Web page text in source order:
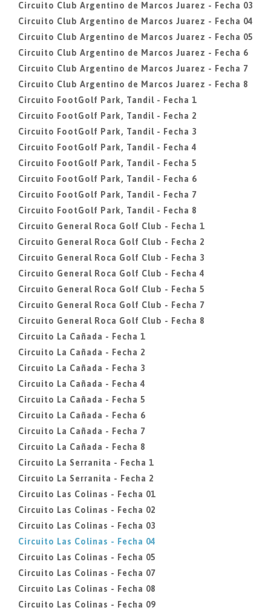
Circuito Club Argentino de Marcos Juarez - Fecha 03
Circuito Club Argentino de Marcos Juarez - Fecha 04
Circuito Club Argentino de Marcos Juarez - Fecha 05
Circuito Club Argentino de Marcos Juarez - Fecha 6
Circuito Club Argentino de Marcos Juarez - Fecha 7
Circuito Club Argentino de Marcos Juarez - Fecha 8
Circuito FootGolf Park, Tandil - Fecha 1
Circuito FootGolf Park, Tandil - Fecha 2
Circuito FootGolf Park, Tandil - Fecha 3
Circuito FootGolf Park, Tandil - Fecha 4
Circuito FootGolf Park, Tandil - Fecha 5
Circuito FootGolf Park, Tandil - Fecha 6
Circuito FootGolf Park, Tandil - Fecha 7
Circuito FootGolf Park, Tandil - Fecha 8
Circuito General Roca Golf Club - Fecha 1
Circuito General Roca Golf Club - Fecha 2
Circuito General Roca Golf Club - Fecha 3
Circuito General Roca Golf Club - Fecha 4
Circuito General Roca Golf Club - Fecha 5
Circuito General Roca Golf Club - Fecha 7
Circuito General Roca Golf Club - Fecha 8
Circuito La Cañada - Fecha 1
Circuito La Cañada - Fecha 2
Circuito La Cañada - Fecha 3
Circuito La Cañada - Fecha 4
Circuito La Cañada - Fecha 5
Circuito La Cañada - Fecha 6
Circuito La Cañada - Fecha 7
Circuito La Cañada - Fecha 8
Circuito La Serranita - Fecha 1
Circuito La Serranita - Fecha 2
Circuito Las Colinas - Fecha 01
Circuito Las Colinas - Fecha 02
Circuito Las Colinas - Fecha 03
Circuito Las Colinas - Fecha 04
Circuito Las Colinas - Fecha 05
Circuito Las Colinas - Fecha 07
Circuito Las Colinas - Fecha 08
Circuito Las Colinas - Fecha 09